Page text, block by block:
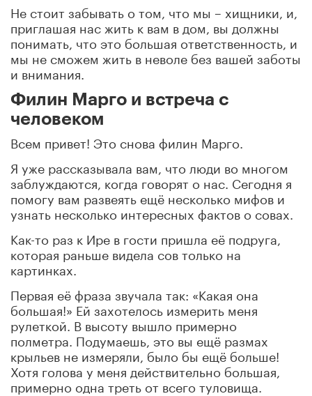
Не стоит забывать о том, что мы – хищники, и,
приглашая нас жить к вам в дом, вы должны
понимать, что это большая ответственность, и
мы не сможем жить в неволе без вашей заботы
и внимания.
Филин Марго и встреча с
человеком
Всем привет! Это снова филин Марго.
Я уже рассказывала вам, что люди во многом
заблуждаются, когда говорят о нас. Сегодня я
помогу вам развеять ещё несколько мифов и
узнать несколько интересных фактов о совах.
Как-то раз к Ире в гости пришла её подруга,
которая раньше видела сов только на
картинках.
Первая её фраза звучала так: «Какая она
большая!» Ей захотелось измерить меня
рулеткой. В высоту вышло примерно
полметра. Подумаешь, это вы ещё размах
крыльев не измеряли, было бы ещё больше!
Хотя голова у меня действительно большая,
примерно одна треть от всего туловища.